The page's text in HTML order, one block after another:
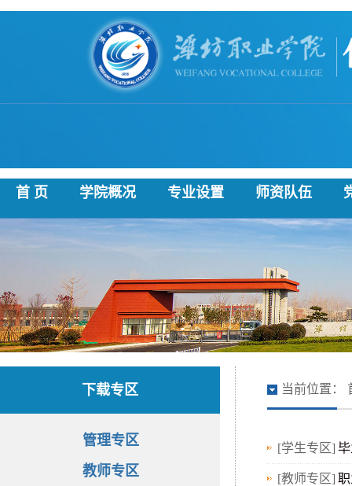
首 页 学院概况 专业设置 师资队伍
下载专区
管理专区
教师专区
当前位置：
[学生专区]
[教师专区]